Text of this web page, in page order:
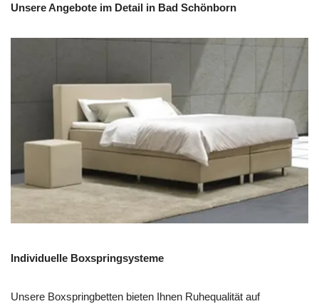
Unsere Angebote im Detail in Bad Schönborn
Individuelle Boxspringsysteme
Unsere Boxspringbetten bieten Ihnen Ruhequalität auf